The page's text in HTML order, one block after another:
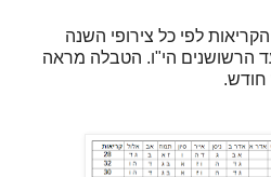
לפי כל צירופי השנה
הרשושנים הי"ו. הטבלה מראה
חודש.